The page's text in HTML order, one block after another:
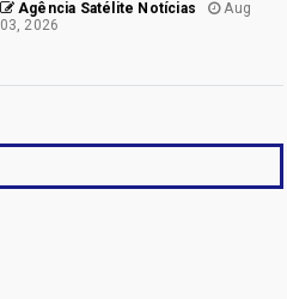
Agência Satélite Notícias
Aug
03, 2026